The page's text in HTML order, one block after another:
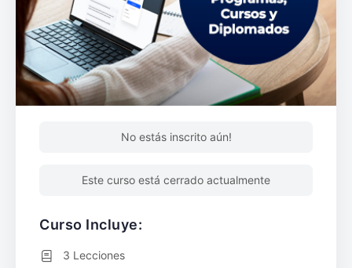
No estás inscrito aún!
Este curso está cerrado actualmente
Curso Incluye:
3 Lecciones